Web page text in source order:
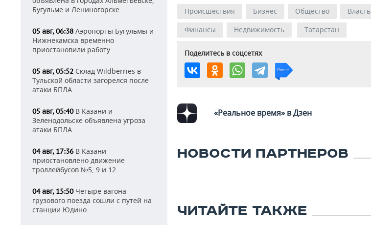
Бугульме и Лениногорске
05 авг, 06:38 Аэропорты Бугульмы и
Нижнекамска временно
приостановили работу
05 авг, 05:52 Склад Wildberries в
Тульской области загорелся после
атаки БПЛА
05 авг, 05:40В Казани и
Зеленодольске объявлена угроза
атаки БПЛА
04 авг, 17:36 В Казани
приостановлено движение
троллейбусов №5, 9 и 12
04 авг, 15:50Четыре вагона
грузового поезда сошли с путей на
станции Юдино
Происшествия Бизнес Общество Власть
Финансы
Недвижимость Татарстан
Поделитесь в соцсетях
«Реальное время» в Дзен
НОВОСТИ ПАРТНЕРОВ
ЧИТАЙТЕ ТАКЖЕ